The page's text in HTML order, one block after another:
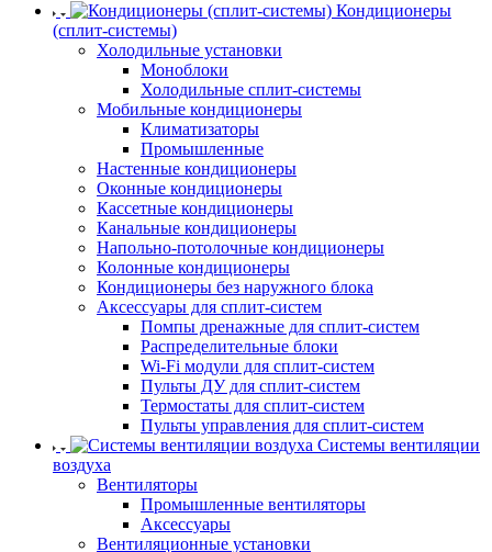
Кондиционеры
(сплит-системы)
Холодильные установки
Моноблоки
Холодильные сплит-системы
Мобильные кондиционеры
Климатизаторы
Промышленные
Настенные кондиционеры
Оконные кондиционеры
Кассетные кондиционеры
Канальные кондиционеры
Напольно-потолочные кондиционеры
Колонные кондиционеры
Кондиционеры без наружного блока
Аксессуары для сплит-систем
Помпы дренажные для сплит-систем
Распределительные блоки
Wi-Fi модули для сплит-систем
Пульты ДУ для сплит-систем
Термостаты для сплит-систем
Пульты управления для сплит-систем
Системы вентиляции
воздуха
Вентиляторы
Промышленные вентиляторы
Аксессуары
Вентиляционные установки